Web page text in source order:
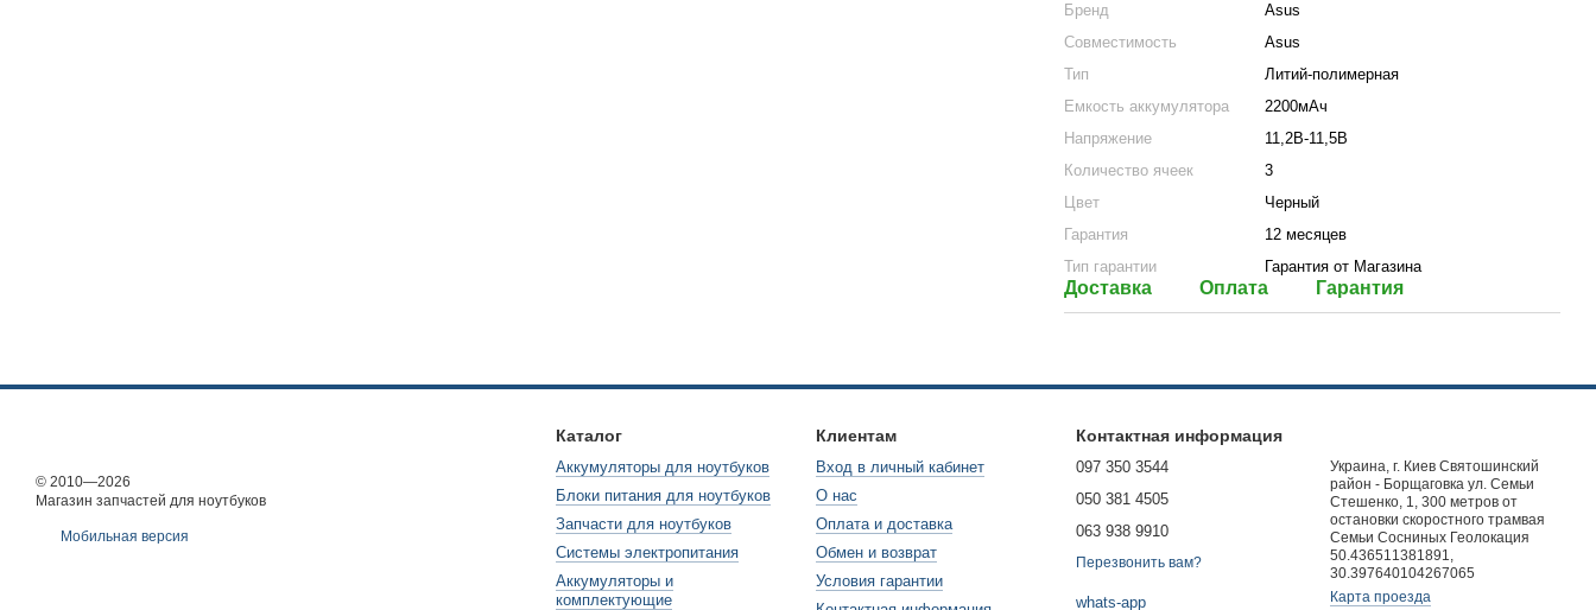
Бренд
Asus
Совместимость
Asus
Тип
Литий-полимерная
Емкость аккумулятора
2200мАч
Напряжение
11,2В-11,5В
Количество ячеек
3
Цвет
Черный
Гарантия
12 месяцев
Тип гарантии
Гарантия от Магазина
Доставка Оплата Гарантия
© 2010—2026
Магазин запчастей для ноутбуков
Мобильная версия
Каталог
Аккумуляторы для ноутбуков
Блоки питания для ноутбуков
Запчасти для ноутбуков
Системы электропитания
Аккумуляторы и
комплектующие
Клиентам
Вход в личный кабинет
О нас
Оплата и доставка
Обмен и возврат
Условия гарантии
Контактная информация
097 350 3544
050 381 4505
063 938 9910
Перезвонить вам?
whats-app
Украина, г. Киев Святошинский
район - Борщаговка ул. Семьи
Стешенко, 1, 300 метров от
остановки скоростного трамвая
Семьи Сосниных Геолокация
50.436511381891,
30.397640104267065
Карта проезда